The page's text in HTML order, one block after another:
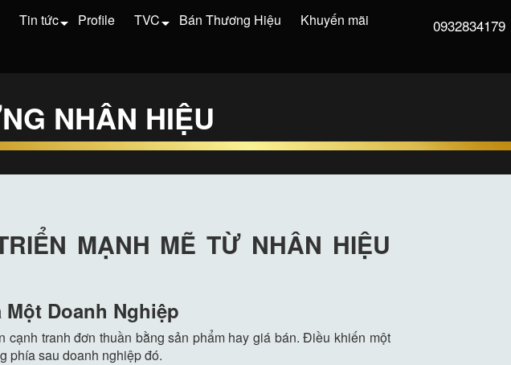
0932834179
Tin tức Profile TVC Bán Thương Hiệu
Khuyến mãi
NHÂN HIỆU
MẠNH MẼ TỪ NHÂN HIỆU
Doanh Nghiệp
tranh đơn thuần bằng sản phẩm hay giá bán. Điều khiến một
phía sau doanh nghiệp đó.